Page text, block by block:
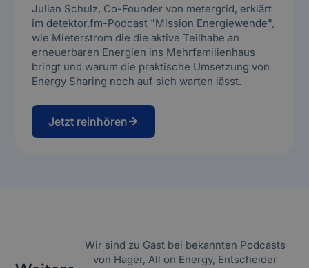
Julian Schulz, Co-Founder von metergrid, erklärt
im detektor.fm-Podcast "Mission Energiewende",
wie Mieterstrom die die aktive Teilhabe an
erneuerbaren Energien ins Mehrfamilienhaus
bringt und warum die praktische Umsetzung von
Energy Sharing noch auf sich warten lässt.
Jetzt reinhören
Wir sind zu Gast bei bekannten Podcasts
von Hager, All on Energy, Entscheider